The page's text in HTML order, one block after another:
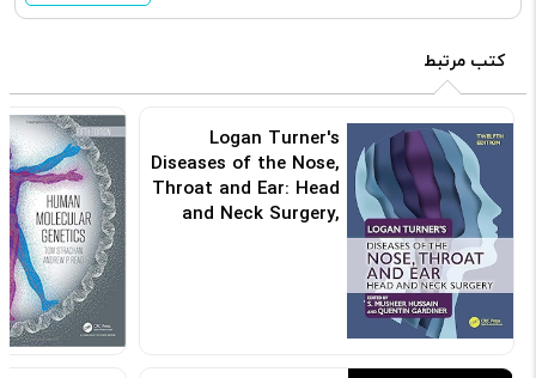
کتب مرتبط
Logan Turner's
Diseases of the Nose,
Throat and Ear: Head
and Neck Surgery,